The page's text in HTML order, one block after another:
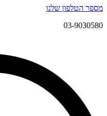
מספר הטלפון שלנו
03-9030580